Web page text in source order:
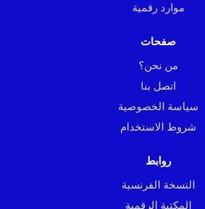
موارد رقمية
صفحات
من نحن؟
اتصل بنا
سياسة الخصوصية
شروط الاستخدام
روابط
النسخة الفرنسية
المكتبة الرقمية